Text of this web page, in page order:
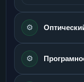
⚙️
⚙️